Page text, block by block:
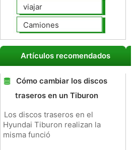
viajar
Camiones
Artículos recomendados
Cómo cambiar los discos
traseros en un Tiburon
Los discos traseros en el
Hyundai Tiburon realizan la
misma funció